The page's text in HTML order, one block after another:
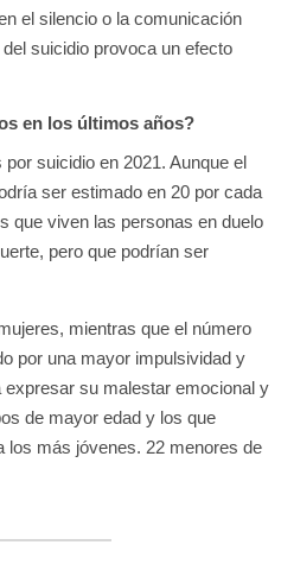
el silencio o la comunicación
suicidio provoca un efecto
en los últimos años?
suicidio en 2021. Aunque el
ser estimado en 20 por cada
que viven las personas en duelo
pero que podrían ser
mientras que el número
por una mayor impulsividad y
su malestar emocional y
de mayor edad y los que
los más jóvenes. 22 menores de